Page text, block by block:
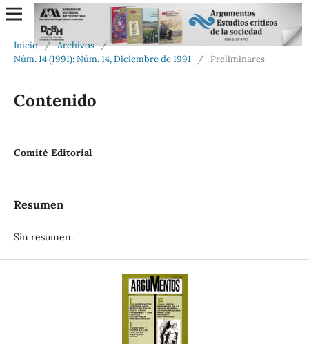
Inicio / Archivos /
Núm. 14 (1991): Núm. 14, Diciembre de 1991
/ Preliminares
Contenido
Comité Editorial
Resumen
Sin resumen.